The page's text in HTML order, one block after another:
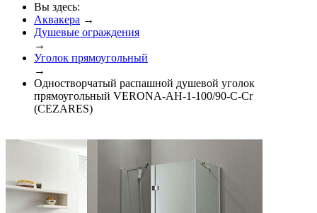
Вы здесь:
Аквакера →
Душевые ограждения
→
Уголок прямоугольный
→
Одностворчатый распашной душевой уголок
прямоугольный VERONA-AH-1-100/90-C-Cr
(CEZARES)